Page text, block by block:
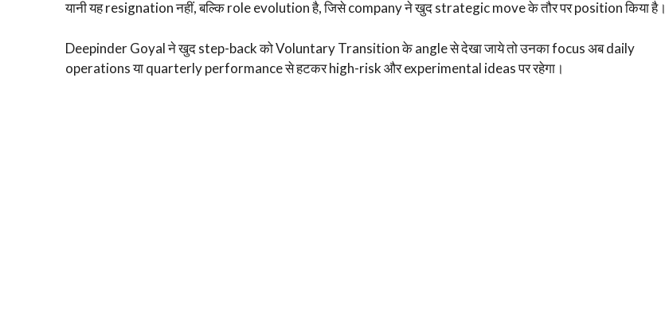
यानी यह resignation नहीं, बल्कि role evolution है, जिसे company ने खुद strategic move के तौर पर position किया है।
Deepinder Goyal ने खुद step-back को Voluntary Transition के angle से देखा जाये तो उनका focus अब daily
operations या quarterly performance से हटकर high-risk और experimental ideas पर रहेगा।